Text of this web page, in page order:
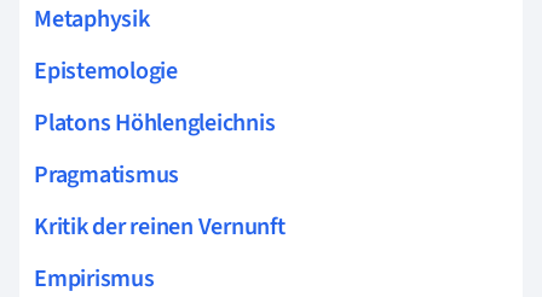
Metaphysik
Epistemologie
Platons Höhlengleichnis
Pragmatismus
Kritik der reinen Vernunft
Empirismus